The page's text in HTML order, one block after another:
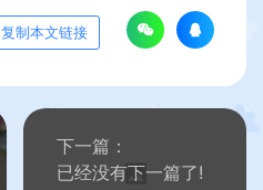
复制本文链接
下一篇：
已经没有下一篇了!